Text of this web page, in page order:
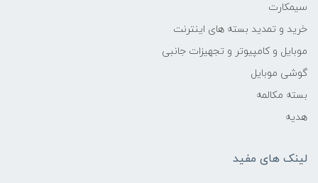
سیمکارت
خرید و تمدید بسته های اینترنت
موبایل و کامپیوتر و تجهیزات جانبی
گوشی موبایل
بسته مکالمه
هدیه
لینک های مفید